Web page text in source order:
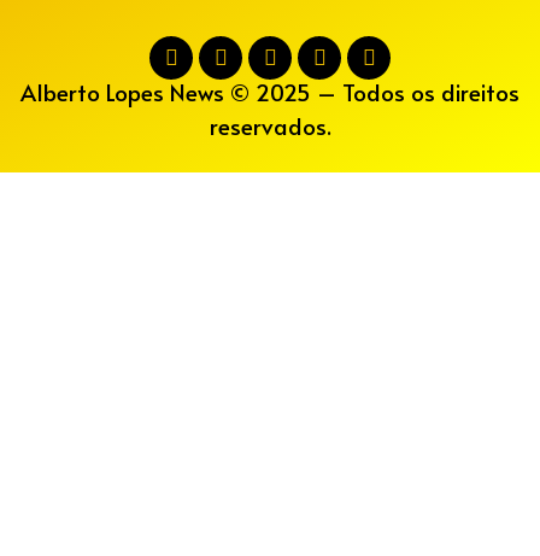
Alberto Lopes News © 2025 – Todos os direitos
reservados.